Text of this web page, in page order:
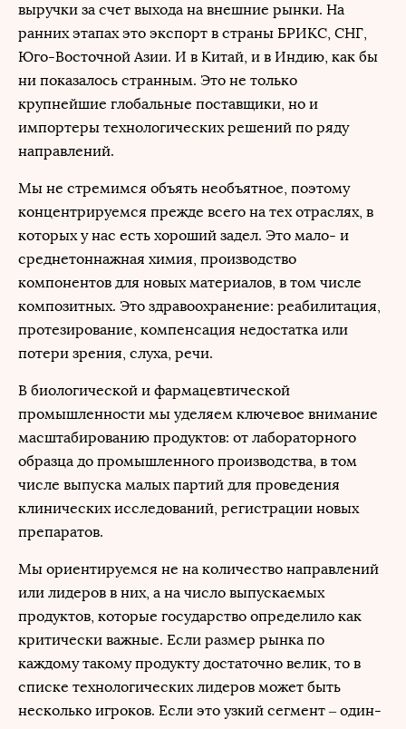
выручки за счет выхода на внешние рынки. На
ранних этапах это экспорт в страны БРИКС, СНГ,
Юго-Восточной Азии. И в Китай, и в Индию, как бы
ни показалось странным. Это не только
крупнейшие глобальные поставщики, но и
импортеры технологических решений по ряду
направлений.
Мы не стремимся объять необъятное, поэтому
концентрируемся прежде всего на тех отраслях, в
которых у нас есть хороший задел. Это мало- и
среднетоннажная химия, производство
компонентов для новых материалов, в том числе
композитных. Это здравоохранение: реабилитация,
протезирование, компенсация недостатка или
потери зрения, слуха, речи.
В биологической и фармацевтической
промышленности мы уделяем ключевое внимание
масштабированию продуктов: от лабораторного
образца до промышленного производства, в том
числе выпуска малых партий для проведения
клинических исследований, регистрации новых
препаратов.
Мы ориентируемся не на количество направлений
или лидеров в них, а на число выпускаемых
продуктов, которые государство определило как
критически важные. Если размер рынка по
каждому такому продукту достаточно велик, то в
списке технологических лидеров может быть
несколько игроков. Если это узкий сегмент – один-